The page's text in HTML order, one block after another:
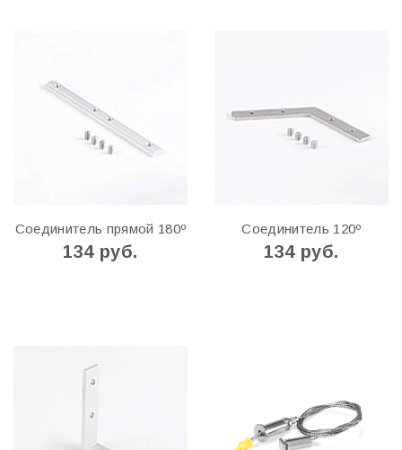
Соединитель прямой 180º
134 руб.
Соединитель 120º
134 руб.